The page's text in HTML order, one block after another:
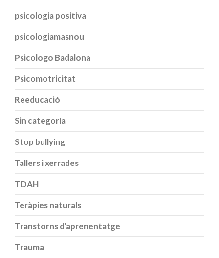
psicologia positiva
psicologiamasnou
Psicologo Badalona
Psicomotricitat
Reeducació
Sin categoría
Stop bullying
Tallers i xerrades
TDAH
Teràpies naturals
Transtorns d'aprenentatge
Trauma